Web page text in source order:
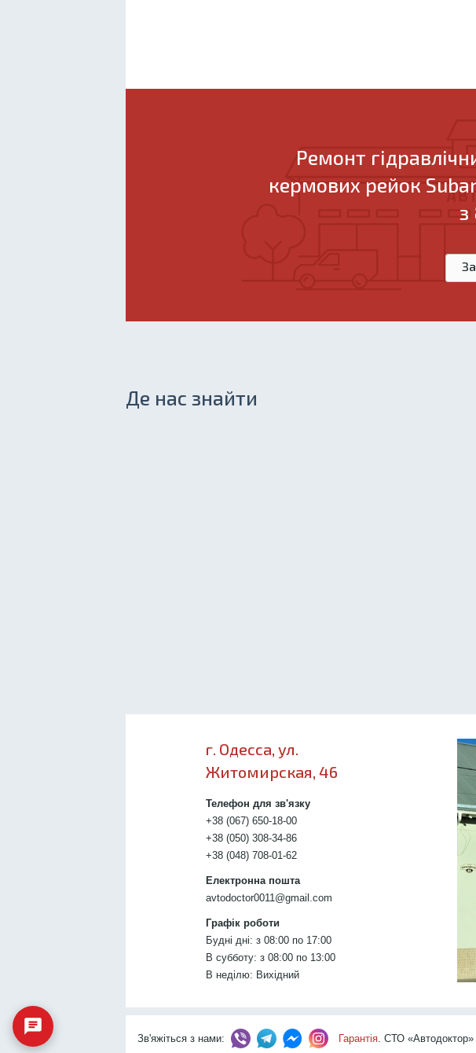
Ремонт
кермових рейок
з
Де нас знайти
г. Одесса, ул.
Житомирская, 46
Телефон для зв'язку
+38 (067) 650-18-00
+38 (050) 308-34-86
+38 (048) 708-01-62
Електронна пошта
avtodoctor0011@gmail.com
Графік роботи
Будні дні: з 08:00 по 17:00
В субботу: з 08:00 по 13:00
В неділю: Вихідний
Зв'яжіться з нами: Гарантія . СТО